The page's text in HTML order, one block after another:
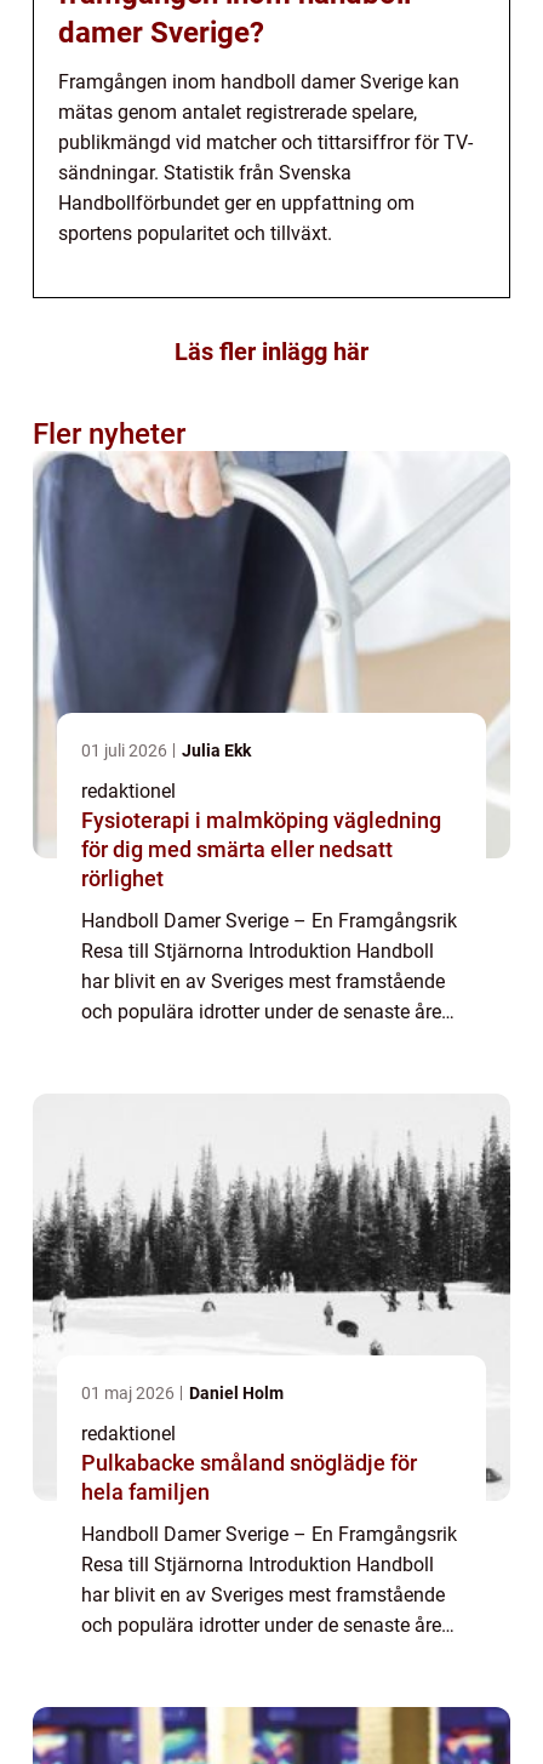
damer Sverige?
Framgången inom handboll damer Sverige kan
mätas genom antalet registrerade spelare,
publikmängd vid matcher och tittarsiffror för TV-
sändningar. Statistik från Svenska
Handbollförbundet ger en uppfattning om
sportens popularitet och tillväxt.
Läs fler inlägg här
Fler nyheter
01 juli 2026 Julia Ekk
redaktionel
Fysioterapi i malmköping vägledning
för dig med smärta eller nedsatt
rörlighet
Handboll Damer Sverige – En Framgångsrik
Resa till Stjärnorna Introduktion Handboll
har blivit en av Sveriges mest framstående
och populära idrotter under de senaste åren.
01 maj 2026 Daniel Holm
redaktionel
Pulkabacke småland snöglädje för
hela familjen
Handboll Damer Sverige – En Framgångsrik
Resa till Stjärnorna Introduktion Handboll
har blivit en av Sveriges mest framstående
och populära idrotter under de senaste åren.